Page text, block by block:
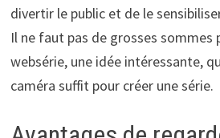
divertir le public et de le
Il ne faut pas de grosses sommes
websérie, une idée intéressante,
caméra suffit pour créer une série.